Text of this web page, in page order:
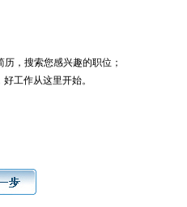
，搜索您感兴趣的职位；
工作从这里开始。